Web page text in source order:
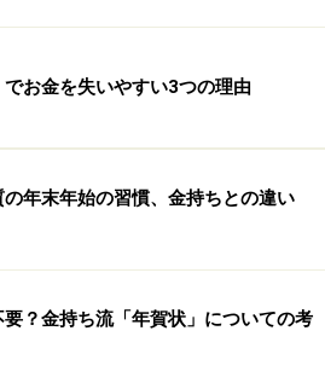
存すると、非常に不安定。
利用し、少ないインプットで大
うなビジネスに取り組む。
でお金を失いやすい3つの理由
年末年始の習慣、金持ちとの違い
要？金持ち流「年賀状」についての考